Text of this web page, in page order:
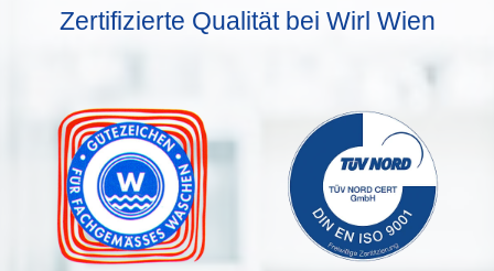
Zertifizierte Qualität bei Wirl Wien